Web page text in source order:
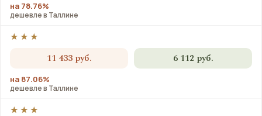
на 78.76%
дешевле в Таллине
★★★
11 433 руб. 6 112 руб.
на 87.06%
дешевле в Таллине
★★★